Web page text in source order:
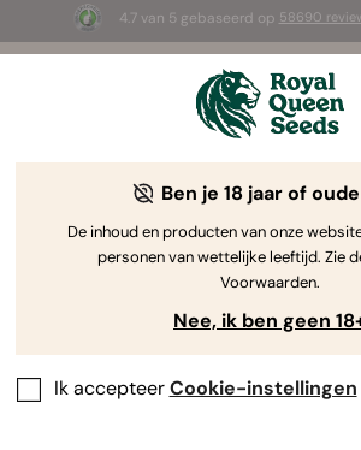
4.7 van 5 gebaseerd op 58690
3 White Widow Auto zaadjes
The RQS Blog
Cannabis Lifestyle Blogs
Ben je 18 jaar of
De inhoud en producten van onze
personen van wettelijke leeftijd. Zie
Voorwaarden.
Nee, ik ben geen
Ik accepteerCookie-instellingen